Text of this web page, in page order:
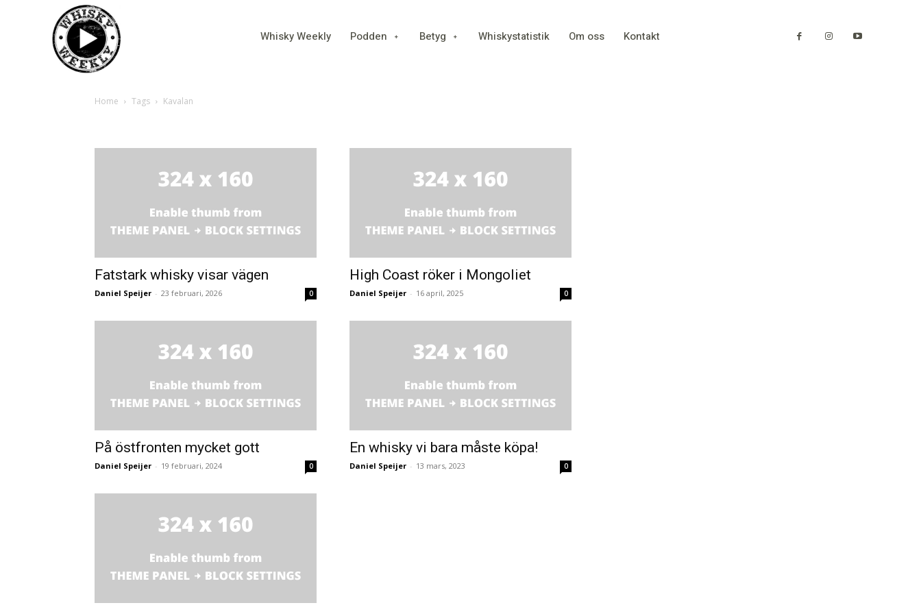
Whisky Weekly Podden Betyg Whiskystatistik Om oss Kontakt
Home Tags Kavalan
Fatstark whisky visar vägen
Daniel Speijer - 23 februari, 2026 0
High Coast röker i Mongoliet
Daniel Speijer - 16 april, 2025 0
På östfronten mycket gott
Daniel Speijer - 19 februari, 2024 0
En whisky vi bara måste köpa!
Daniel Speijer - 13 mars, 2023 0